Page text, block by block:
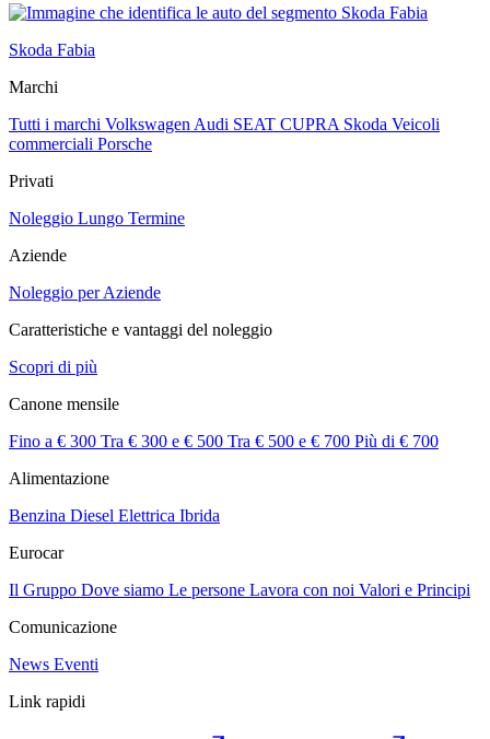
Skoda Fabia
Marchi
Tutti i marchi Volkswagen Audi SEAT CUPRA Skoda Veicoli
commerciali Porsche
Privati
Noleggio Lungo Termine
Aziende
Noleggio per Aziende
Caratteristiche e vantaggi del noleggio
Scopri di più
Canone mensile
Fino a € 300 Tra € 300 e € 500 Tra € 500 e € 700 Più di € 700
Alimentazione
Benzina Diesel Elettrica Ibrida
Eurocar
Il Gruppo Dove siamo Le persone Lavora con noi Valori e Principi
Comunicazione
News Eventi
Link rapidi